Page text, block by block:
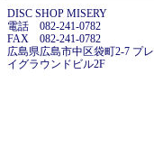
DISC SHOP MISERY
電話 082-241-0782
FAX 082-241-0782
広島県広島市中区袋町2-7 プレ
イグラウンドビル2F